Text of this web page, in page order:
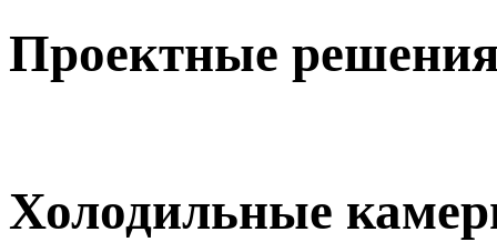
Проектные
Холодильные